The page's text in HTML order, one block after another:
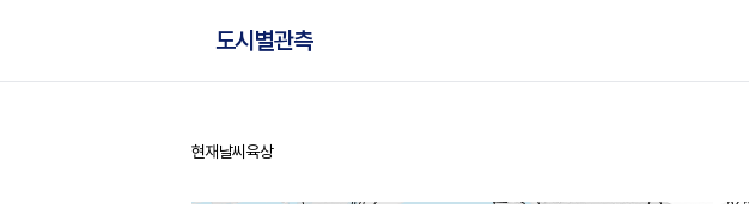
도시별관측
홈
현재날씨 육상